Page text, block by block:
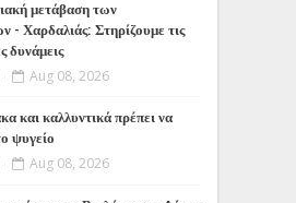
μετάβαση των
- Χαρδαλιάς: Στηρίζουμε τις
δυνάμεις
Aug 08, 2026
και καλλυντικά πρέπει να
ψυγείο
Aug 08, 2026